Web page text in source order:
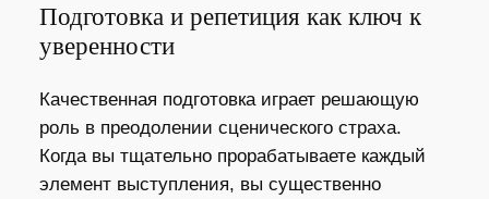
Подготовка и репетиция как ключ к
уверенности
Качественная подготовка играет решающую
роль в преодолении сценического страха.
Когда вы тщательно прорабатываете каждый
элемент выступления, вы существенно